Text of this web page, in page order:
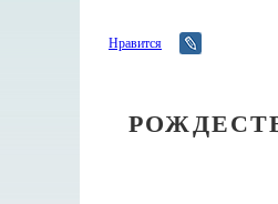
Нравится